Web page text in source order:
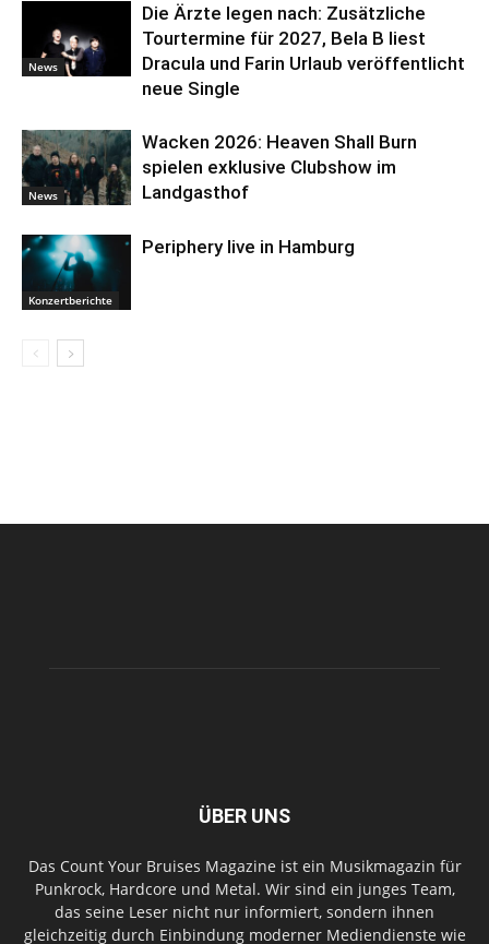
News
Die Ärzte legen nach: Zusätzliche
Tourtermine für 2027, Bela B liest
Dracula und Farin Urlaub veröffentlicht
neue Single
News
Wacken 2026: Heaven Shall Burn
spielen exklusive Clubshow im
Landgasthof
Konzertberichte
Periphery live in Hamburg
ÜBER UNS
Das Count Your Bruises Magazine ist ein Musikmagazin für
Punkrock, Hardcore und Metal. Wir sind ein junges Team,
das seine Leser nicht nur informiert, sondern ihnen
gleichzeitig durch Einbindung moderner Mediendienste wie